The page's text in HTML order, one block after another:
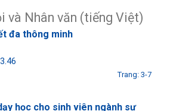
và Nhân văn (tiếng Việt)
đa thông minh
Trang: 3-7
học cho sinh viên ngành sư